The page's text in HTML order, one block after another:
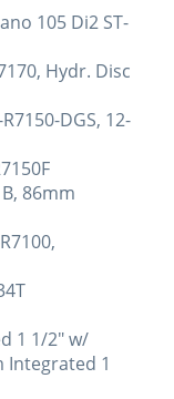
105 Di2 ST-
Hydr. Disc
DGS, 12-
86mm
1 1/2" w/
Integrated 1